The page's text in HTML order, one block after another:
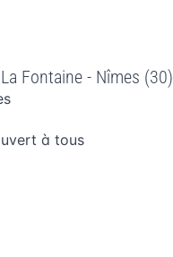
Fontaine - Nîmes (30)
à tous